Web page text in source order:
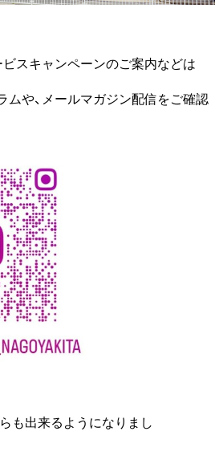
ビスキャンペーンのご案内などは
ムや、メールマガジン配信をご確認
も出来るようになりまし